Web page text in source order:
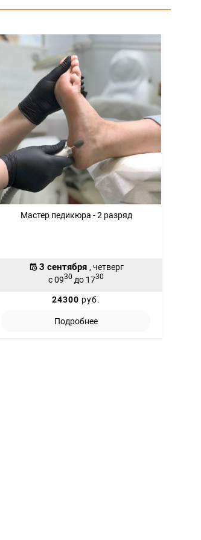
Мастер педикюра - 2 разряд
3 сентября , четверг
с 0930 до 1730
24300 руб.
Подробнее